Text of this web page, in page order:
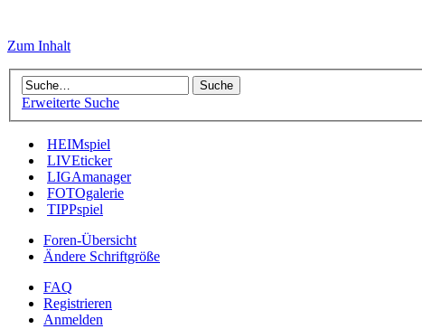
Zum Inhalt
Erweiterte Suche
HEIMspiel
LIVEticker
LIGAmanager
FOTOgalerie
TIPPspiel
Foren-Übersicht
Ändere Schriftgröße
FAQ
Registrieren
Anmelden